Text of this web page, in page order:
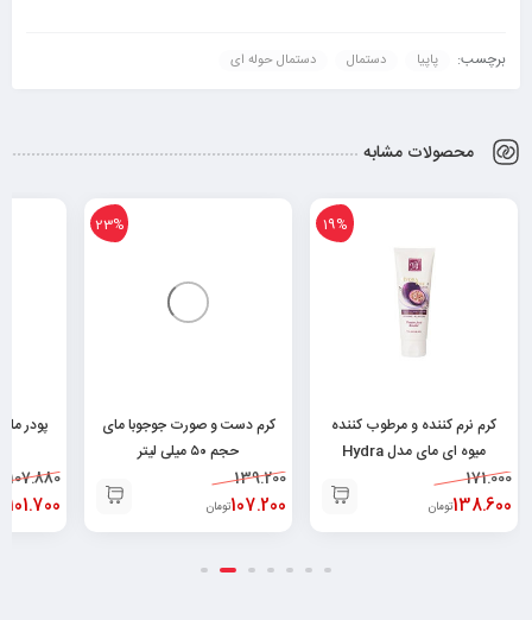
برچسب: پاپیا دستمال دستمال حوله ای
محصولات مشابه
19%
کرم نرم کننده و مرطوب کننده
میوه ای مای مدل Hydra
لیتر۶۲۶۰۴۸۲۵۲۱۳۷۸
171.000
138.600تومان
23%
کرم دست و صورت جوجوبا مای
حجم ۵۰ میلی لیتر
۶۲۶۰۴۸۲۵۲۰۰۲۹139.200
107.200تومان
پودر
107.880
101.700